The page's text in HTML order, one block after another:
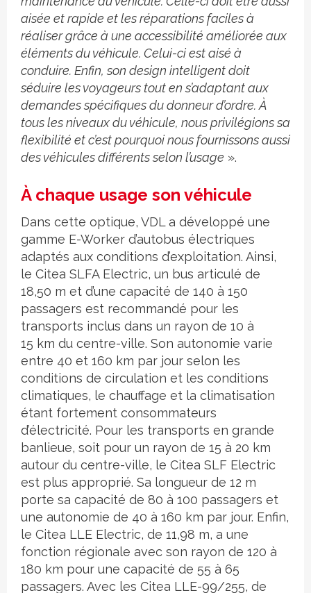
aisée et rapide et les réparations faciles à
réaliser grâce à une accessibilité améliorée aux
éléments du véhicule. Celui-ci est aisé à
conduire. Enfin, son design intelligent doit
séduire les voyageurs tout en s’adaptant aux
demandes spécifiques du donneur d’ordre. À
tous les niveaux du véhicule, nous privilégions sa
flexibilité et c’est pourquoi nous fournissons aussi
des véhicules différents selon l’usage ».
À chaque usage son véhicule
Dans cette optique, VDL a développé une
gamme E-Worker d’autobus électriques
adaptés aux conditions d’exploitation. Ainsi,
le Citea SLFA Electric, un bus articulé de
18,50 m et d’une capacité de 140 à 150
passagers est recommandé pour les
transports inclus dans un rayon de 10 à
15 km du centre-ville. Son autonomie varie
entre 40 et 160 km par jour selon les
conditions de circulation et les conditions
climatiques, le chauffage et la climatisation
étant fortement consommateurs
d’électricité. Pour les transports en grande
banlieue, soit pour un rayon de 15 à 20 km
autour du centre-ville, le Citea SLF Electric
est plus approprié. Sa longueur de 12 m
porte sa capacité de 80 à 100 passagers et
une autonomie de 40 à 160 km par jour. Enfin,
le Citea LLE Electric, de 11,98 m, a une
fonction régionale avec son rayon de 120 à
180 km pour une capacité de 55 à 65
passagers. Avec les Citea LLE-99/255, de